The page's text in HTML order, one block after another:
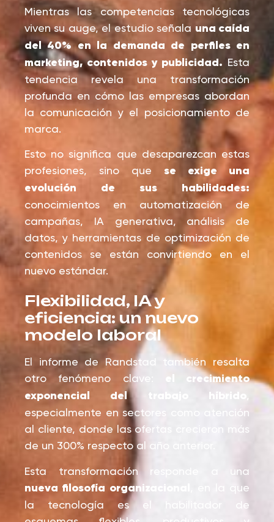
Mientras las competencias tecnológicas
viven su auge, el estudio señala una caída
del 40% en la demanda de perfiles en
marketing, contenidos y publicidad. Esta
tendencia revela una transformación
profunda en cómo las empresas abordan
la comunicación y el posicionamiento de
marca.
Esto no significa que desaparezcan estas
profesiones, sino que se exige una
evolución de sus habilidades:
conocimientos en automatización de
campañas, IA generativa, análisis de
datos, y herramientas de optimización de
contenidos se están convirtiendo en el
nuevo estándar.
Flexibilidad, IA y
eficiencia: un nuevo
modelo laboral
El informe de Randstad también resalta
otro fenómeno clave:
el crecimiento
exponencial del trabajo híbrido
,
especialmente en sectores como atención
al cliente, donde las ofertas crecieron más
de un 300% respecto al año anterior.
Esta transformación responde a una
nueva filosofía organizacional
, en la que
la tecnología es el habilitador de